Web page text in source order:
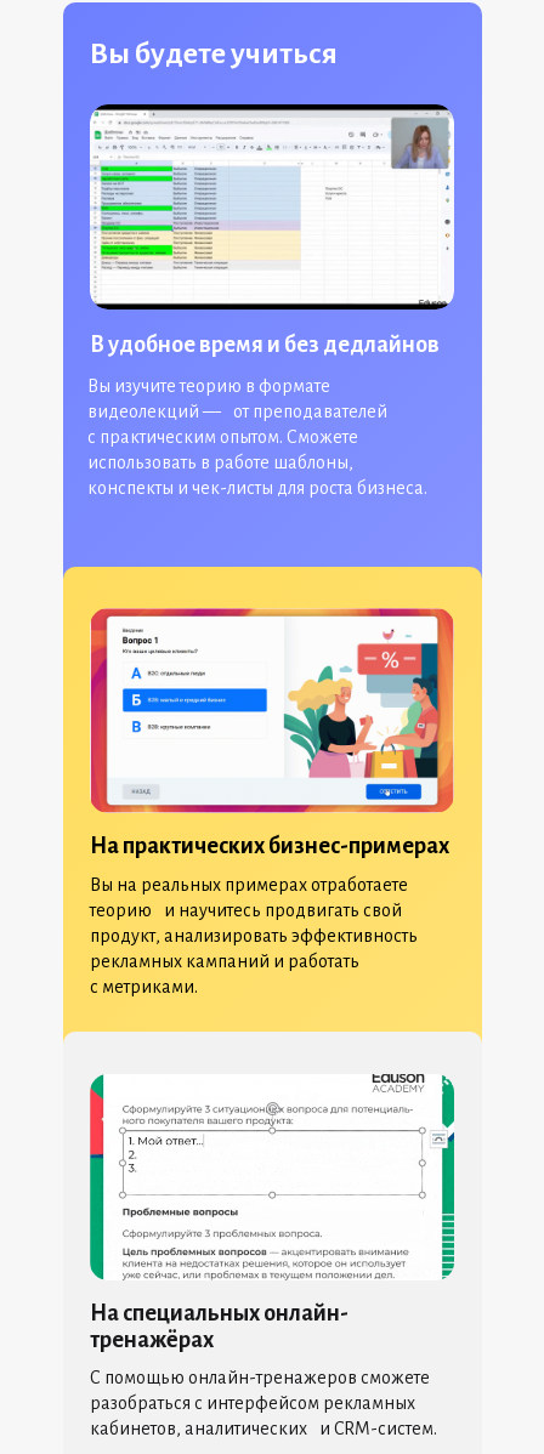
Вы изучите теорию в формате
видеолекций — от преподавателей
с практическим опытом. Сможете
использовать в работе шаблоны,
конспекты и чек-листы для роста бизнеса.
В удобное время и без дедлайнов
Вы будете учиться
Вы на реальных примерах отработаете
теорию и научитесь продвигать свой
продукт, анализировать эффективность
рекламных кампаний и работать
с метриками.
На практических бизнес-примерах
На специальных онлайн-
тренажёрах
С помощью онлайн-тренажеров сможете
разобраться с интерфейсом рекламных
кабинетов, аналитических и CRM-систем.